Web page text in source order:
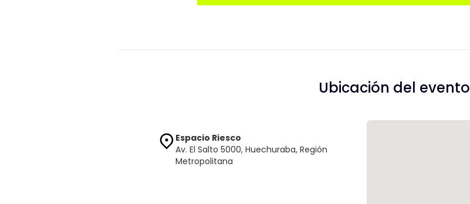
Ubicación del evento
Espacio Riesco
Av. El Salto 5000, Huechuraba, Región
Metropolitana